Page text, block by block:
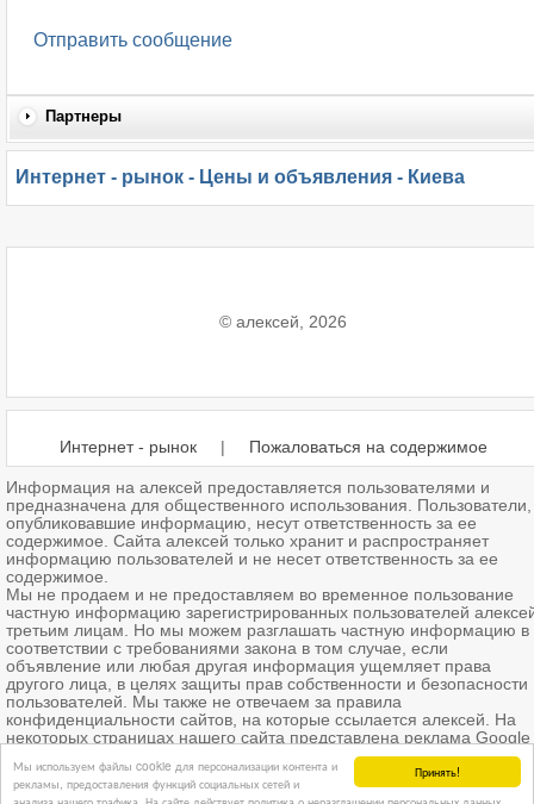
Принять!
Мы используем файлы cookie для персонализации контента и
рекламы, предоставления функций социальных сетей и
Отправить сообщение
Партнеры
Интернет - рынок - Цены и объявления - Киева
© алексей, 2026
Интернет - рынок | Пожаловаться на содержимое
Информация на алексей предоставляется пользователями и
предназначена для общественного использования. Пользователи,
опубликовавшие информацию, несут ответственность за ее
содержимое. Сайта алексей только хранит и распространяет
информацию пользователей и не несет ответственность за ее
содержимое.
Мы не продаем и не предоставляем во временное пользование
частную информацию зарегистрированных пользователей
третьим лицам. Но мы можем разглашать частную информацию в
соответствии с требованиями закона в том случае, если
объявление или любая другая информация ущемляет права
другого лица, в целях защиты прав собственности и безопасности
пользователей. Мы также не отвечаем за правила
конфиденциальности сайтов, на которые ссылается алексей. На
некоторых страницах нашего сайта представлена реклама Google
Adsense Advertising Network. Чтобы узнать подробней о правилах
конфиденциальности Googleнажмите тут.
Партнеры алексей Киев. u319.